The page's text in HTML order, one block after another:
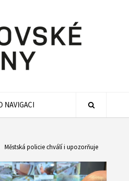
NAVIGACI
Městská policie chválí i upozorňuje